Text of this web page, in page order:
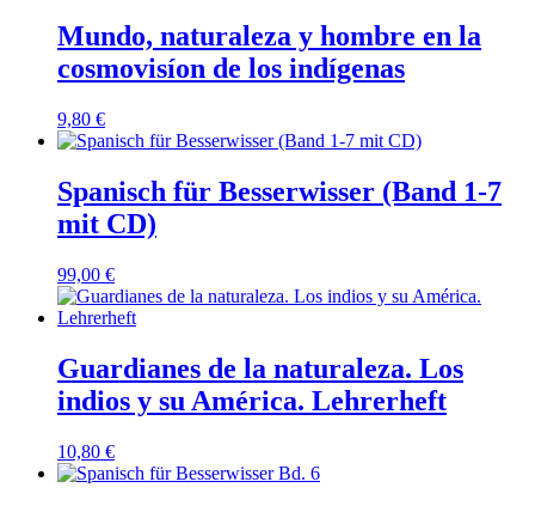
Mundo, naturaleza y hombre en la
cosmovisíon de los indígenas
9,80 €
Spanisch für Besserwisser (Band 1-7
mit CD)
99,00 €
Guardianes de la naturaleza. Los
indios y su América. Lehrerheft
10,80 €